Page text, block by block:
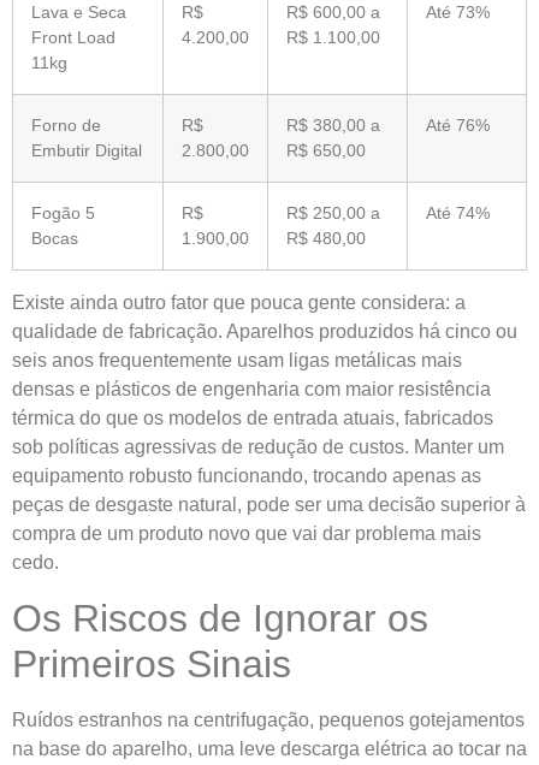
Lava e Seca
Front Load
11kg
R$
4.200,00
R$ 600,00 a
R$ 1.100,00
Até 73%
Forno de
Embutir Digital
R$
2.800,00
R$ 380,00 a
R$ 650,00
Até 76%
Fogão 5
Bocas
R$
1.900,00
R$ 250,00 a
R$ 480,00
Até 74%
Existe ainda outro fator que pouca gente considera: a
qualidade de fabricação. Aparelhos produzidos há cinco ou
seis anos frequentemente usam ligas metálicas mais
densas e plásticos de engenharia com maior resistência
térmica do que os modelos de entrada atuais, fabricados
sob políticas agressivas de redução de custos. Manter um
equipamento robusto funcionando, trocando apenas as
peças de desgaste natural, pode ser uma decisão superior à
compra de um produto novo que vai dar problema mais
cedo.
Os Riscos de Ignorar os
Primeiros Sinais
Ruídos estranhos na centrifugação, pequenos gotejamentos
na base do aparelho, uma leve descarga elétrica ao tocar na